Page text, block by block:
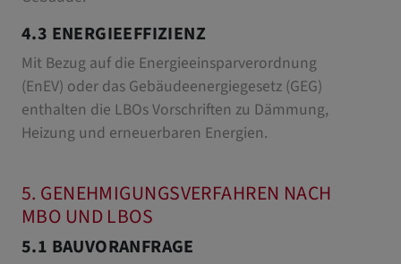
4.3 ENERGIEEFFIZIENZ
Mit Bezug auf die Energieeinsparverordnung
(EnEV) oder das Gebäudeenergiegesetz (GEG)
enthalten die LBOs Vorschriften zu Dämmung,
Heizung und erneuerbaren Energien.
5. GENEHMIGUNGSVERFAHREN NACH
MBO UND LBOS
5.1 BAUVORANFRAGE